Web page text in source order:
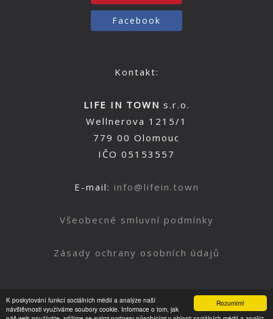
Rozumím!
K poskytování funkcí sociálních médií a analýze naší
návštěvnosti využíváme soubory cookie. Informace o tom, jak
Facebook
Kontakt:
LIFE IN TOWN s.r.o.
Wellnerova 1215/1
779 00 Olomouc
IČO 05153557
E-mail: info@lifein.town
Všeobecné smluvní podmínky
Zásady ochrany osobních údajů
Nahoru